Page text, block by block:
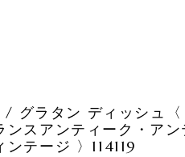
グラタン ディッシュ〈
ンスアンティーク・ア
テージ 〉114119